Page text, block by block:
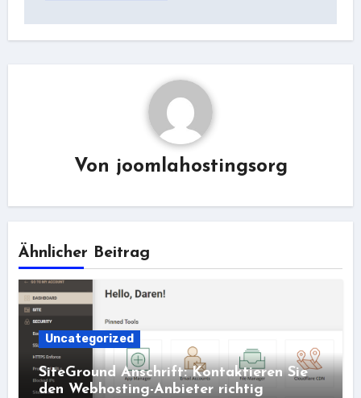
Von joomlahostingsorg
Ähnlicher Beitrag
Uncategorized
SiteGround Anschrift: Kontaktieren Sie
den Webhosting-Anbieter richtig